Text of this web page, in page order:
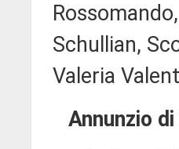
Schullian,
Valeria
Annunzio